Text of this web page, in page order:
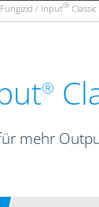
/ Input® Classic
®
mehr